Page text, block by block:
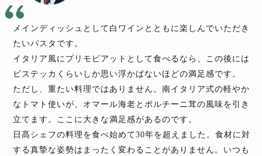
メインディッシュとして白ワインとともに楽しんでいただき
たいパスタです。
イタリア風にプリモピアットとして食べるなら、この後には
ビステッカくらいしか思い浮かばないほどの満足感です。
ただし、重たい料理ではありません。南イタリア式の軽やか
なトマト使いが、オマール海老とポルチーニ茸の風味を引き
立てます。ここに大きな満足感があるのです。
日髙シェフの料理を食べ始めて30年を超えました。食材に対
する真摯な姿勢はまったく変わることがありません。いつも